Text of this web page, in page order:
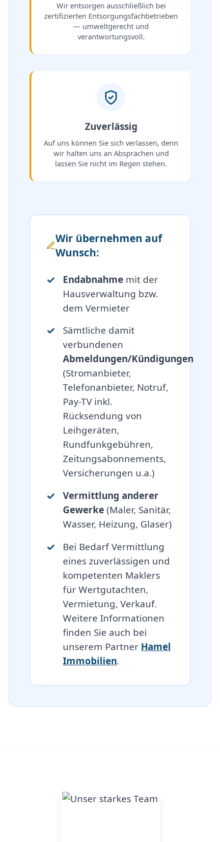
Wir entsorgen ausschließlich bei
zertifizierten Entsorgungsfachbetrieben
— umweltgerecht und
verantwortungsvoll.
Zuverlässig
Auf uns können Sie sich verlassen, denn
wir halten uns an Absprachen und
lassen Sie nicht im Regen stehen.
Wir übernehmen auf
Wunsch:
Endabnahmemit der
Hausverwaltung bzw.
dem Vermieter
Sämtliche damit
verbundenen
Abmeldungen/Kündigungen
(Stromanbieter,
Telefonanbieter, Notruf,
Pay-TV inkl.
Rücksendung von
Leihgeräten,
Rundfunkgebühren,
Zeitungsabonnements,
Versicherungen u.a.)
Vermittlung anderer
Gewerke(Maler, Sanitär,
Wasser, Heizung, Glaser)
Bei Bedarf Vermittlung
eines zuverlässigen und
kompetenten Maklers
für Wertgutachten,
Vermietung, Verkauf.
Weitere Informationen
finden Sie auch bei
unserem Partner Hamel
Immobilien.